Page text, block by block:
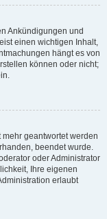
Ankündigungen und
einen wichtigen Inhalt,
hängt es von
können oder nicht;
geantwortet werden
beendet wurde.
oder Administrator
Ihre eigenen
erlaubt